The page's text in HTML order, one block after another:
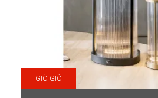
GIÒ GIÒ